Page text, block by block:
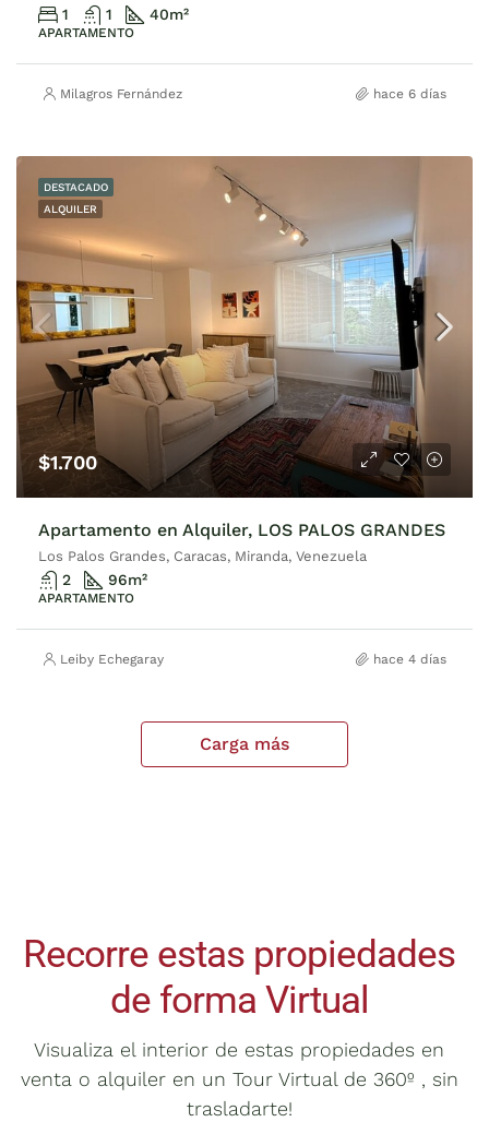
1 1 40m²
APARTAMENTO
Milagros Fernández hace 6 días
DESTACADO
ALQUILER
$1.700
Apartamento en Alquiler, LOS PALOS GRANDES
Los Palos Grandes, Caracas, Miranda, Venezuela
2 96m²
APARTAMENTO
Leiby Echegaray hace 4 días
Carga más
Recorre estas propiedades
de forma Virtual
Visualiza el interior de estas propiedades en
venta o alquiler en un Tour Virtual de 360º , sin
trasladarte!